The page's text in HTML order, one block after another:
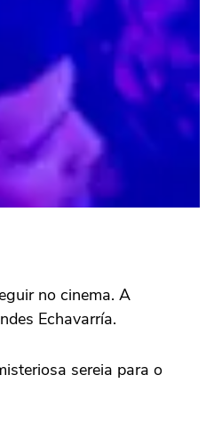
no cinema. A
Echavarría.
sereia para o